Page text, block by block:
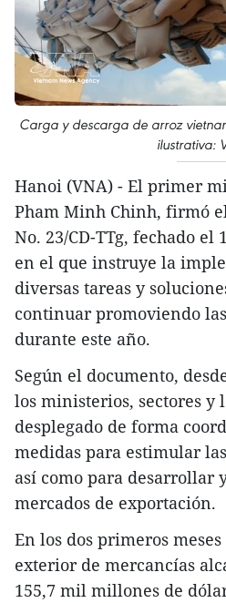
Carga y descarga de arroz
ilustrativa:
Hanoi (VNA) - El primer
Pham Minh Chinh, firmó
No. 23/CD-TTg, fechado el
en el que instruye la
diversas tareas y
continuar promoviendo
durante este año.
Según el documento,
los ministerios, sectores y
desplegado de forma
medidas para estimular
así como para desarrollar
mercados de exportación.
En los dos primeros
exterior de mercancías
155,7 mil millones de